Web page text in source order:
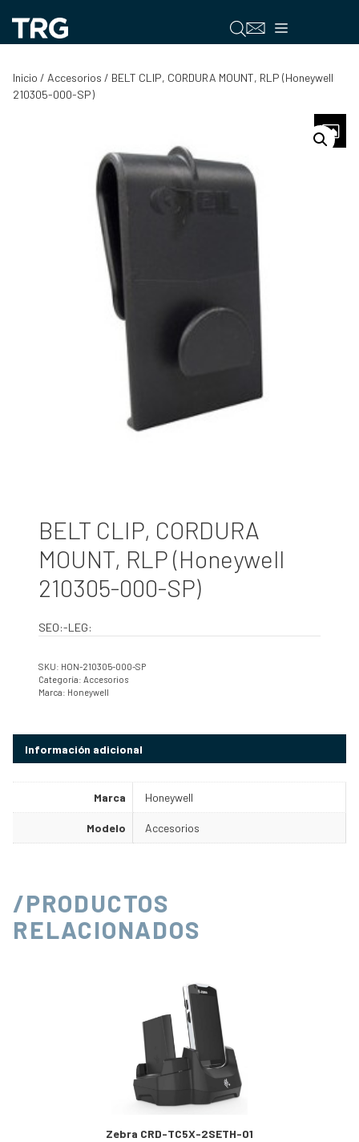
contenido
Menú
Inicio / Accesorios / BELT CLIP, CORDURA MOUNT, RLP (Honeywell
210305-000-SP)
BELT CLIP, CORDURA
MOUNT, RLP (Honeywell
210305-000-SP)
SEO:-LEG:
SKU: HON-210305-000-SP
Categoría: Accesorios
Marca: Honeywell
Información adicional
Marca Honeywell
Modelo Accesorios
/PRODUCTOS
RELACIONADOS
Zebra CRD-TC5X-2SETH-01